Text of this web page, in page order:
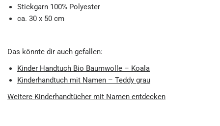
Stickgarn 100% Polyester
ca. 30 x 50 cm
Das könnte dir auch gefallen:
Kinder Handtuch Bio Baumwolle – Koala
Kinderhandtuch mit Namen – Teddy grau
Weitere Kinderhandtücher mit Namen entdecken